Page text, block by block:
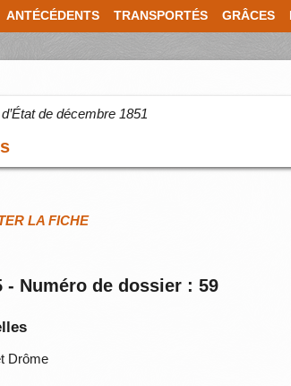
ANTÉCÉDENTS TRANSPORTÉS GRÂCES
de décembre 1851
LA FICHE
- Numéro de dossier : 59
Drôme